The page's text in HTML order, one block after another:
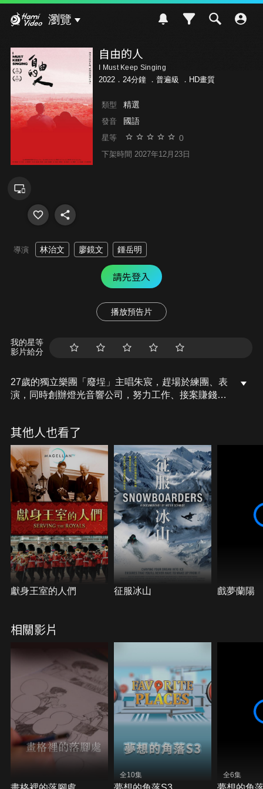
瀏覽
自由的人
I Must Keep Singing
2022．24分鐘 ． 普遍級 ．HD畫質
類型 精選
發音 國語
星等 0
下架時間 2027年12月23日
導演 林治文 廖鏡文 鍾岳明
請先登入
播放預告片
我的星等
影片給分
27歲的獨立樂團「廢埕」主唱朱宸，趕場於練團、表
演，同時創辦燈光音響公司，努力工作、接案賺錢，
的軀體裡，潛伏著家族血液的不幸，他在舞臺上用盡
生命吶喊，下了舞臺，他只想做一個自由的人。在我
們面前他總是嬉皮笑臉，呈現豁達率性、目標明確的
一面；然而眾人背後，他如何處理內心的拉扯？他如
何面對「或許沒有明天」的不安？我們至今沒有答
案，於是決定持續把他的人生記錄下來。
其他人也看了
獻身王室的人們 征服冰山 戲夢蘭陽
相關影片
全10集 全6集